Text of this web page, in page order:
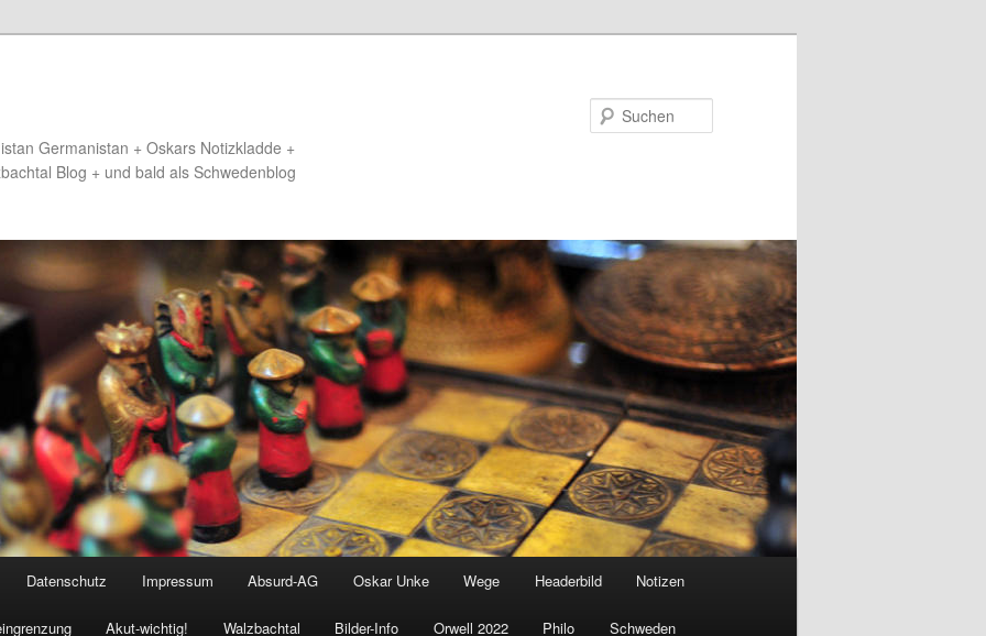
Germanistan + Oskars Notizkladde +
Blog + und bald als Schwedenblog
Datenschutz Impressum Absurd-AG Oskar Unke Wege Headerbild Notizen
Akut-wichtig! Walzbachtal Bilder-Info Orwell 2022 Philo Schweden